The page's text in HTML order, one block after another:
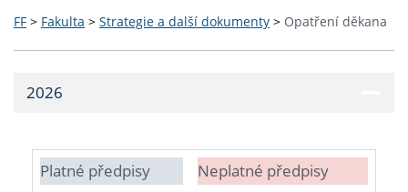
FF > Fakulta > Strategie a další dokumenty > Opatření děkana
2026
Platné předpisy Neplatné předpisy